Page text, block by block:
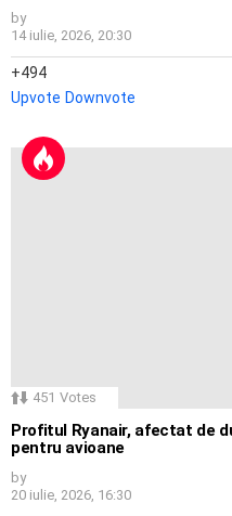
by
14 iulie, 2026, 20:30
494
Upvote Downvote
451 Votes
Profitul Ryanair, afectat de
pentru avioane
by
20 iulie, 2026, 16:30